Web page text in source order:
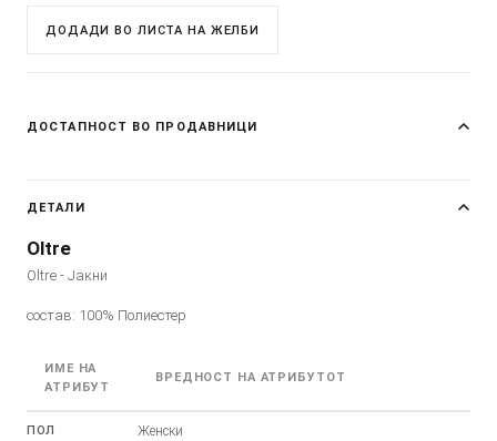
ДОДАДИ ВО ЛИСТА НА ЖЕЛБИ
ДОСТАПНОСТ ВО ПРОДАВНИЦИ
ДЕТАЛИ
Oltre
Oltre - Јакни
состав: 100% Полиестер
ИМЕ НА
АТРИБУТ
ВРЕДНОСТ НА АТРИБУТОТ
ПОЛ Женски